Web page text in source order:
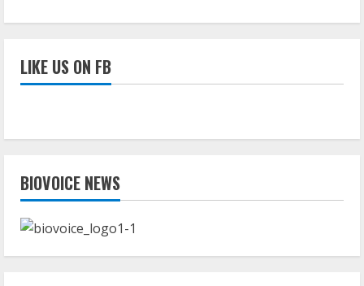
LIKE US ON FB
BIOVOICE NEWS